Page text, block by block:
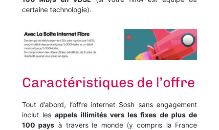
certaine technologie).
Caractéristiques de l’offre
Tout d’abord, l’offre internet Sosh sans engagement
inclut lesappels illimités vers les fixes de plus de
100 pays à travers le monde (y compris la France